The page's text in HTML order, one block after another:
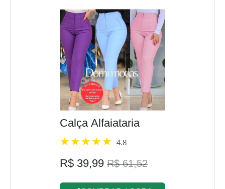
Calça Alfaiataria
4.8
R$ 39,99 R$ 61,52